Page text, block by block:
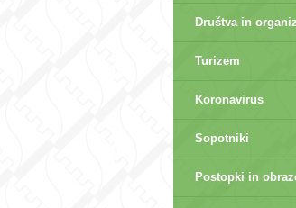
Društva in
Turizem
Koronavirus
Sopotniki
Postopki in